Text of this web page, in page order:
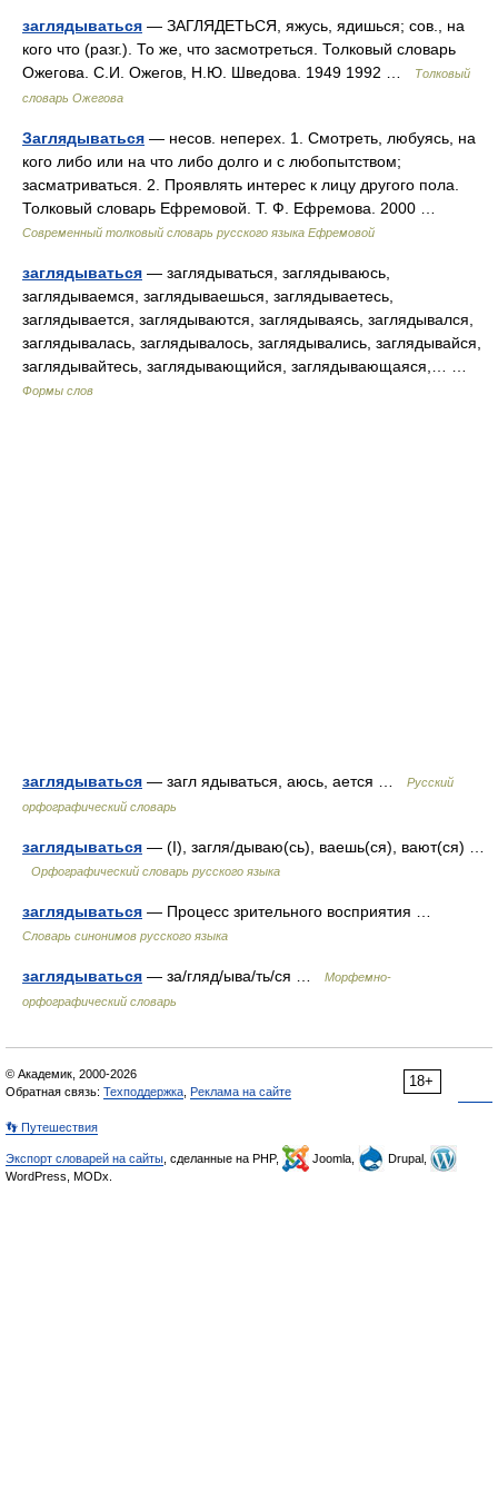
заглядываться — ЗАГЛЯДЕТЬСЯ, яжусь, ядишься; сов., на
кого что (разг.). То же, что засмотреться. Толковый словарь
Ожегова. С.И. Ожегов, Н.Ю. Шведова. 1949 1992 …
Толковый
словарь Ожегова
Заглядываться — несов. неперех. 1. Смотреть, любуясь, на
кого либо или на что либо долго и с любопытством;
засматриваться. 2. Проявлять интерес к лицу другого пола.
Толковый словарь Ефремовой. Т. Ф. Ефремова. 2000 …
Современный толковый словарь русского языка Ефремовой
заглядываться — заглядываться, заглядываюсь,
заглядываемся, заглядываешься, заглядываетесь,
заглядывается, заглядываются, заглядываясь, заглядывался,
заглядывалась, заглядывалось, заглядывались, заглядывайся,
заглядывайтесь, заглядывающийся, заглядывающаяся,… …
Формы слов
заглядываться — загл ядываться, аюсь, ается …
Русский
орфографический словарь
заглядываться — (I), загля/дываю(сь), ваешь(ся), вают(ся) …
Орфографический словарь русского языка
заглядываться — Процесс зрительного восприятия …
Словарь синонимов русского языка
заглядываться — за/гляд/ыва/ть/ся …
Морфемно-
орфографический словарь
18+
© Академик, 2000-2026
Обратная связь: Техподдержка Реклама на сайте
👣 Путешествия
Экспорт словарей на сайты , сделанные на PHP, Joomla,
Drupal,
WordPress, MODx.